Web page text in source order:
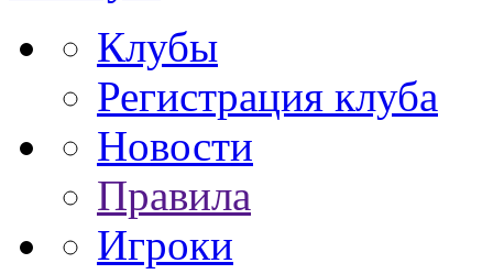
Клубы
Регистрация клуба
Новости
Правила
Игроки